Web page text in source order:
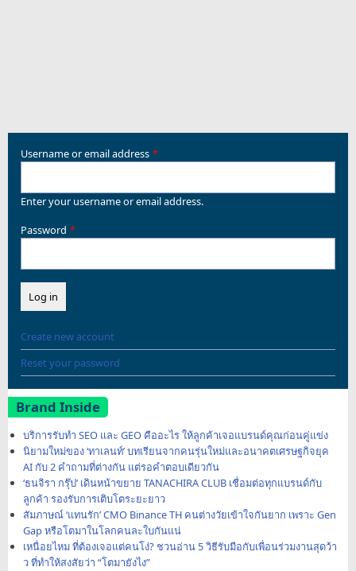
Username or email address
Enter your username or email address.
Password
Create new account
Reset your password
Brand Inside
บริการรับทำ SEO และ GEO คืออะไร ให้ลูกค้าเจอแบรนด์คุณก่อนคู่แข่ง
นิยามใหม่ของ ‘ทาเลนท์’ บทเรียนจากคนรุ่นใหม่และอนาคตเศรษฐกิจยุค
AI กับ 2 คำถามที่ต่างกัน แต่รอคำตอบเดียวกัน
‘ธนจิรา กรุ๊ป’ เดินหน้าขยาย TANACHIRA CLUB เชื่อมต่อทุกแบรนด์กับ
ลูกค้า รองรับการเติบโตระยะยาว
สัมภาษณ์ ‘แทนรัก’ CMO Binance TH คนต่างวัยเข้าใจกันยาก เพราะ Gen
Gap หรือโตมาในโลกคนละใบกันแน่
เหนื่อยไหม ที่ต้องเจอแต่คนโง่? ชวนอ่าน 5 วิธีรับมือกับเพื่อนร่วมงานสุดว้า
ว ที่ทำให้สงสัยว่า “โตมายังไง”